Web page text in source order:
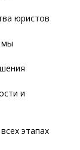
юристов
мы
и
этапах